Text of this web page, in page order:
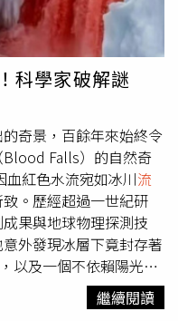
憶：「大約下午3點，
震動了。大家立刻衝
咖啡廳隔壁眼鏡行的老
也透露：「我感受到一
。我跑到現場時，看見
感嘆，眼前景象令人回
革經歷的一連串爆炸攻
Eldibi）抵達爆炸現場
須讓造成這場流血事件
定時期，總有心懷惡意
利亞總統阿塞德於
夏拉（Ahmed al-
試圖掌控全國局勢、恢
，新政府接管政權後，
科學家破解謎
奇景，百餘年來始終令
Blood Falls）的自然奇
紅色水流宛如冰川流
。歷經超過一世紀研
果與地球物理探測技
外發現冰層下竟封存著
以及一個不依賴陽光也
色並非血液，而是富含
空氣氧化所形成。（圖
繼續閱讀